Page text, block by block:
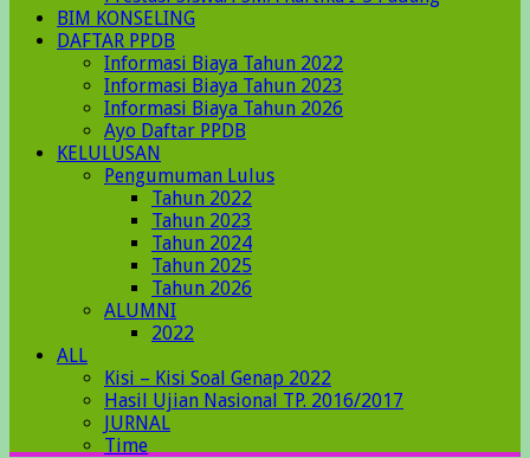
BIM KONSELING
DAFTAR PPDB
Informasi Biaya Tahun 2022
Informasi Biaya Tahun 2023
Informasi Biaya Tahun 2026
Ayo Daftar PPDB
KELULUSAN
Pengumuman Lulus
Tahun 2022
Tahun 2023
Tahun 2024
Tahun 2025
Tahun 2026
ALUMNI
2022
ALL
Kisi – Kisi Soal Genap 2022
Hasil Ujian Nasional TP. 2016/2017
JURNAL
Time